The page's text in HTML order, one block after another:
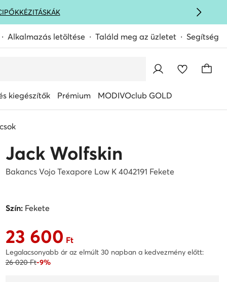
KÉZITÁSKÁK
Alkalmazás letöltése Találd meg az üzletet Segítség
kiegészítők Prémium MODIVOclub GOLD
Jack Wolfskin
Bakancs Vojo Texapore Low K 4042191 Fekete
Szín:Fekete
Aktuális ár 23 600 Ft
23 600 Ft
Legalacsonyabb ár az elmúlt 30 napban a kedvezmény előtt:
26 020 Ft-9%